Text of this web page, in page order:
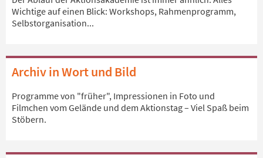
Wichtige auf einen Blick: Workshops, Rahmenprogramm,
Selbstorganisation...
Archiv in Wort und Bild
Programme von "früher", Impressionen in Foto und
Filmchen vom Gelände und dem Aktionstag – Viel Spaß beim
Stöbern.